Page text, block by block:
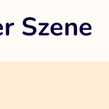
Szene